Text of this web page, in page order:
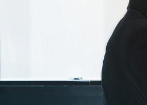
학회·연수강좌